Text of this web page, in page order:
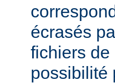
écrasés
fichiers
possibilité